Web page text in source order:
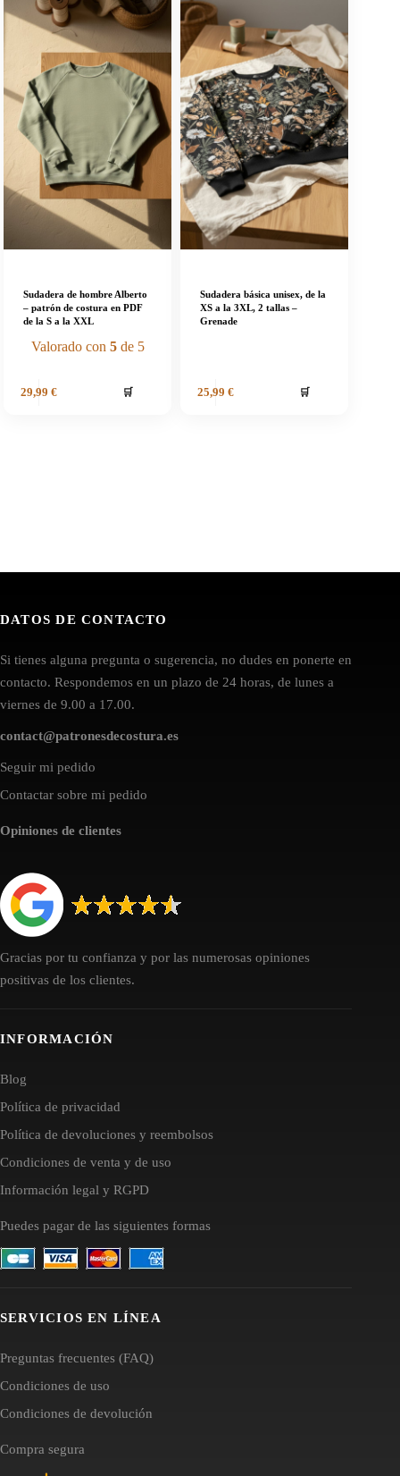
Sudadera de hombre Alberto
– patrón de costura en PDF
de la S a la XXL
Valorado con 5de 5
29,99 € 🛒
Sudadera básica unisex, de la
XS a la 3XL, 2 tallas –
Grenade
25,99 € 🛒
DATOS DE CONTACTO
Si tienes alguna pregunta o sugerencia, no dudes en ponerte en
contacto. Respondemos en un plazo de 24 horas, de lunes a
viernes de 9.00 a 17.00.
contact@patronesdecostura.es
Seguir mi pedido
Contactar sobre mi pedido
Opiniones de clientes
Gracias por tu confianza y por las numerosas opiniones
positivas de los clientes.
INFORMACIÓN
Blog
Política de privacidad
Política de devoluciones y reembolsos
Condiciones de venta y de uso
Información legal y RGPD
Puedes pagar de las siguientes formas
SERVICIOS EN LÍNEA
Preguntas frecuentes (FAQ)
Condiciones de uso
Condiciones de devolución
Compra segura